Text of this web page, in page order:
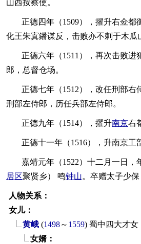
山西按察使。
正德四年（1509），擢升右佥都
化王朱寘鐇谋反，击败亦不剌于木瓜
正德六年（1511），再次击败
郎，总督仓场。
正德七年（1512），改任刑部右
刑部左侍郎，历任兵部左侍郎。
正德九年（1514），擢升南京右
正德十一年（1516），升南京工
嘉靖元年（1522）十二月一日，
居区聚贤乡） 鸣钟山。卒赠太子少保
人物关系：
女儿：
黄峨 (1498～ 1559) 蜀中四大才女
女婿：